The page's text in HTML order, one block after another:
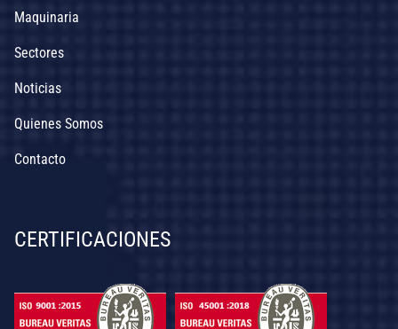
Maquinaria
Sectores
Noticias
Quienes Somos
Contacto
CERTIFICACIONES